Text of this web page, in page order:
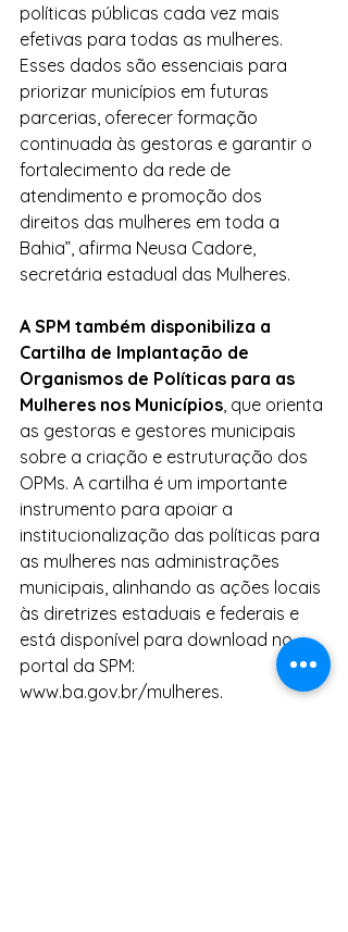
políticas públicas cada vez mais
efetivas para todas as mulheres.
Esses dados são essenciais para
priorizar municípios em futuras
parcerias, oferecer formação
continuada às gestoras e garantir o
fortalecimento da rede de
atendimento e promoção dos
direitos das mulheres em toda a
Bahia”, afirma Neusa Cadore,
secretária estadual das Mulheres.
A SPM também disponibiliza a
Cartilha de Implantação de
Organismos de Políticas para as
Mulheres nos Municípios , que orienta
as gestoras e gestores municipais
sobre a criação e estruturação dos
OPMs. A cartilha é um importante
instrumento para apoiar a
institucionalização das políticas para
as mulheres nas administrações
municipais, alinhando as ações locais
às diretrizes estaduais e federais e
está disponível para download no
portal da SPM:
www.ba.gov.br/mulheres.